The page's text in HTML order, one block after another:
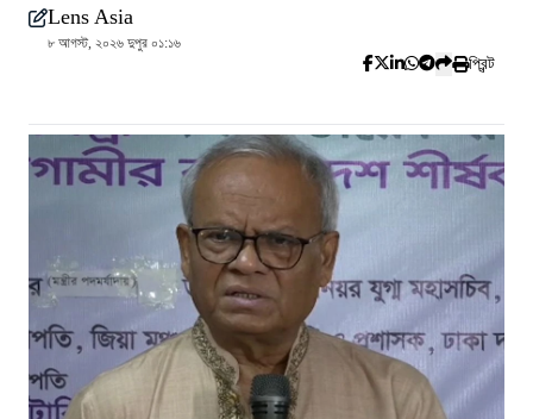
Lens Asia
৮ আগস্ট, ২০২৬ দুপুর ০১:১৬
প্রিন্ট